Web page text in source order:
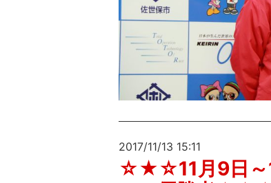
2017/11/13 15:11
☆★☆11月9日～